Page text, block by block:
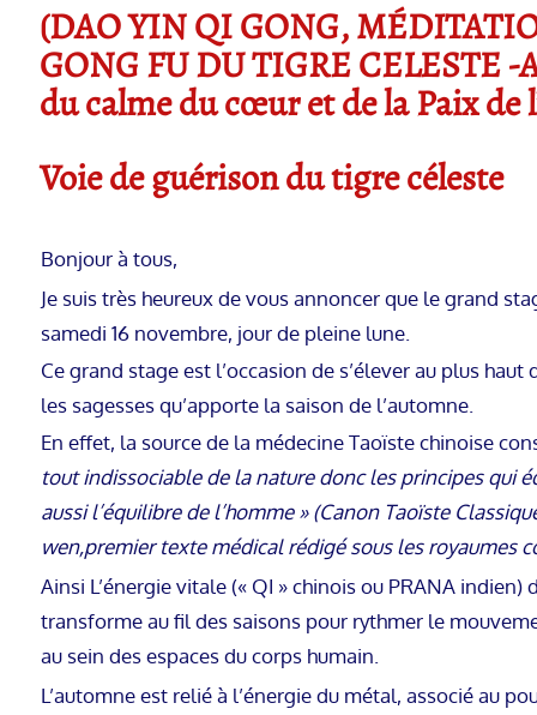
(DAO YIN QI GONG,
GONG FU DU TIGRE CELESTE -
du calme du cœur et de la Paix de
Voie de guérison du tigre céleste
Bonjour à tous,
Je suis très heureux de vous annoncer que le grand
samedi 16 novembre, jour de pleine lune.
Ce grand stage est l’occasion de s’élever au plus
les sagesses qu’apporte la saison de l’automne.
En effet, la source de la médecine Taoïste chinoise
tout indissociable de la nature donc les principes qui
aussi l’équilibre de l’homme » (Canon Taoïste
wen,premier texte médical rédigé sous les royaumes
Ainsi L’énergie vitale (« QI » chinois ou PRANA indien)
transforme au fil des saisons pour rythmer le
au sein des espaces du corps humain.
L’automne est relié à l’énergie du métal, associé au